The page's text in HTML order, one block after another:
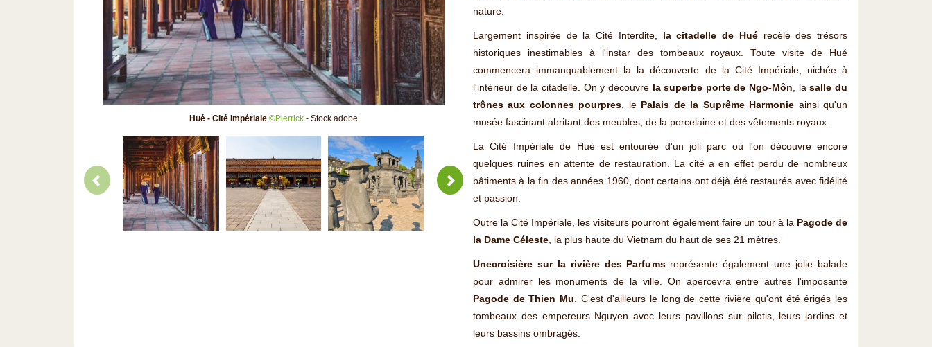
Hué - Cité Impériale ©Pierrick - Stock.adobe
nature.
Largement inspirée de la Cité Interdite, la citadelle de Hué recèle des trésors
historiques inestimables à l'instar des tombeaux royaux. Toute visite de Hué
commencera immanquablement la la découverte de la Cité Impériale, nichée à
l'intérieur de la citadelle. On y découvre la superbe porte de Ngo-Môn, lasalle du
trônes aux colonnes pourpres, le Palais de la Suprême Harmonie ainsi qu'un
musée fascinant abritant des meubles, de la porcelaine et des vêtements royaux.
La Cité Impériale de Hué est entourée d'un joli parc où l'on découvre encore
quelques ruines en attente de restauration. La cité a en effet perdu de nombreux
bâtiments à la fin des années 1960, dont certains ont déjà été restaurés avec fidélité
et passion.
Outre la Cité Impériale, les visiteurs pourront également faire un tour à la Pagode de
la Dame Céleste, la plus haute du Vietnam du haut de ses 21 mètres.
Unecroisière sur la rivière des Parfumsreprésente également une jolie balade
pour admirer les monuments de la ville. On apercevra entre autres l'imposante
Pagode de Thien Mu. C'est d'ailleurs le long de cette rivière qu'ont été érigés les
tombeaux des empereurs Nguyen avec leurs pavillons sur pilotis, leurs jardins et
leurs bassins ombragés.